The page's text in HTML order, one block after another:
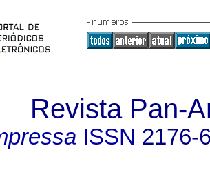
Revista Pan-
ISSN 2176-